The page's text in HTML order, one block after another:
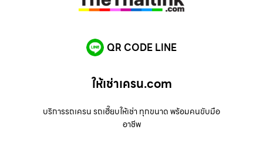
QR CODE LINE
ให้เช่าเครน.com
บริการรถเครน รถเฮี๊ยบให้เช่า ทุกขนาด พร้อมคนขับมือ
อาชีพ